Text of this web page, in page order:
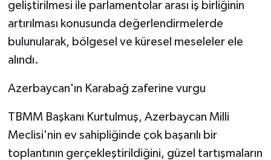
geliştirilmesi ile parlamentolar arası iş birliğinin
artırılması konusunda değerlendirmelerde
bulunularak, bölgesel ve küresel meseleler ele
alındı.
Azerbaycan'ın Karabağ zaferine vurgu
TBMM Başkanı Kurtulmuş, Azerbaycan Milli
Meclisi'nin ev sahipliğinde çok başarılı bir
toplantının gerçekleştirildiğini, güzel tartışmaların